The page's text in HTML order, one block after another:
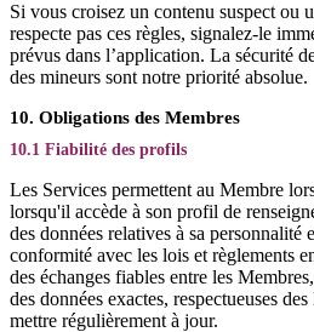
Si vous croisez un contenu suspect ou
respecte pas ces règles, signalez-le
prévus dans l’application. La sécurité
des mineurs sont notre priorité absolue.
10. Obligations des Membres
10.1 Fiabilité des profils
Les Services permettent au Membre
lorsqu'il accède à son profil de
des données relatives à sa personnalité
conformité avec les lois et règlements
des échanges fiables entre les
des données exactes, respectueuses
mettre régulièrement à jour.